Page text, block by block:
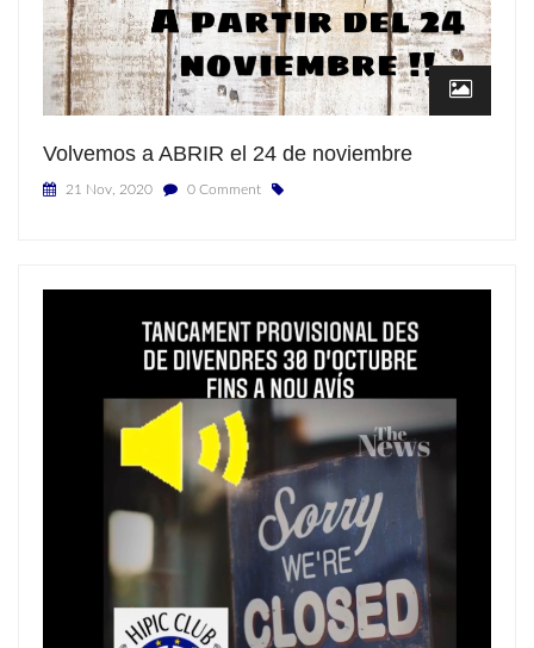
Volvemos a ABRIR el 24 de noviembre
21 Nov, 2020 0 Comment